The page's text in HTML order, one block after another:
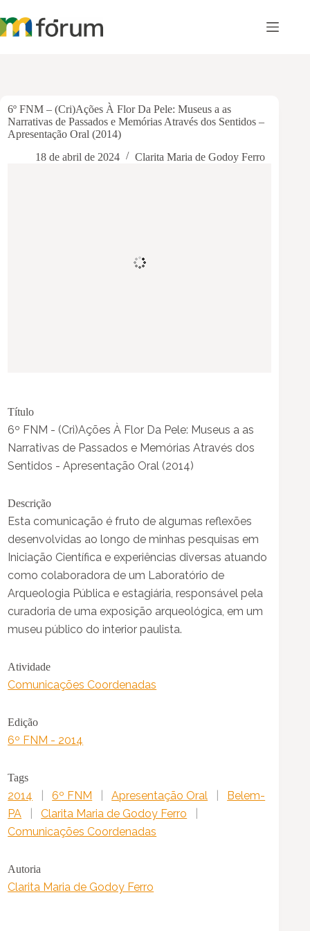
para
o
6º FNM – (Cri)Ações À Flor Da Pele: Museus a as
Narrativas de Passados e Memórias Através dos Sentidos –
Apresentação Oral (2014)
18 de abril de 2024
Clarita Maria de Godoy Ferro
Título
6º FNM - (Cri)Ações À Flor Da Pele: Museus a as
Narrativas de Passados e Memórias Através dos
Sentidos - Apresentação Oral (2014)
Descrição
Esta comunicação é fruto de algumas reflexões
desenvolvidas ao longo de minhas pesquisas em
Iniciação Científica e experiências diversas atuando
como colaboradora de um Laboratório de
Arqueologia Pública e estagiária, responsável pela
curadoria de uma exposição arqueológica, em um
museu público do interior paulista.
Atividade
Comunicações Coordenadas
Edição
6º FNM - 2014
Tags
2014 6º FNM Apresentação Oral
Belem-
PA
Clarita Maria de Godoy Ferro
Comunicações Coordenadas
Autoria
Clarita Maria de Godoy Ferro